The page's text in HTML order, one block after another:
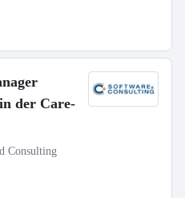
der Care-
Consulting